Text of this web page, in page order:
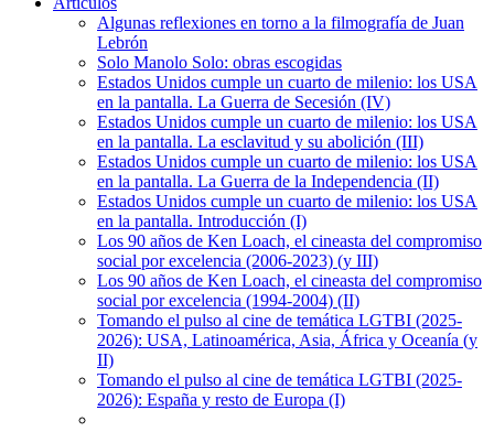
Algunas reflexiones en torno a la filmografía de Juan
Lebrón
Solo Manolo Solo: obras escogidas
Estados Unidos cumple un cuarto de milenio: los USA
en la pantalla. La Guerra de Secesión (IV)
Estados Unidos cumple un cuarto de milenio: los USA
en la pantalla. La esclavitud y su abolición (III)
Estados Unidos cumple un cuarto de milenio: los USA
en la pantalla. La Guerra de la Independencia (II)
Estados Unidos cumple un cuarto de milenio: los USA
en la pantalla. Introducción (I)
Los 90 años de Ken Loach, el cineasta del compromiso
social por excelencia (2006-2023) (y III)
Los 90 años de Ken Loach, el cineasta del compromiso
social por excelencia (1994-2004) (II)
Tomando el pulso al cine de temática LGTBI (2025-
2026): USA, Latinoamérica, Asia, África y Oceanía (y
II)
Tomando el pulso al cine de temática LGTBI (2025-
2026): España y resto de Europa (I)